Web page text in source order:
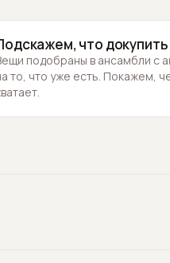
что докупить
подобраны в ансамбли с
то, что уже есть. Покажем,